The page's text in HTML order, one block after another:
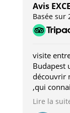
Avis
Basée sur
visite
Budapest
découvrir
,qui
qui nous a
Lire la